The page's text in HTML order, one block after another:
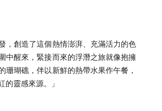
，創造了這個熱情澎湃、充滿活力的色
中醒來，緊接而來的浮潛之旅就像抱擁
瑚礁，伴以新鮮的熱帶水果作午餐，
靈感來源。」